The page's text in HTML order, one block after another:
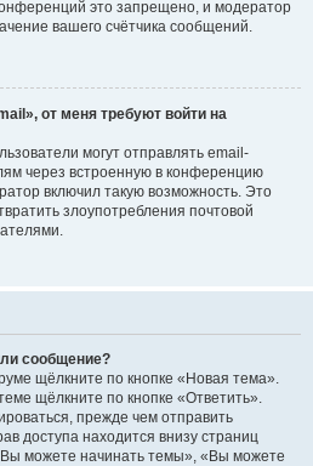
это запрещено, и модератор
вашего счётчика сообщений.
от меня требуют войти на
могут отправлять email-
через встроенную в конференцию
включил такую возможность. Это
злоупотребления почтовой
сообщение?
щёлкните по кнопке «Новая тема».
щёлкните по кнопке «Ответить».
прежде чем отправить
доступа находится внизу страниц
можете начинать темы», «Вы можете